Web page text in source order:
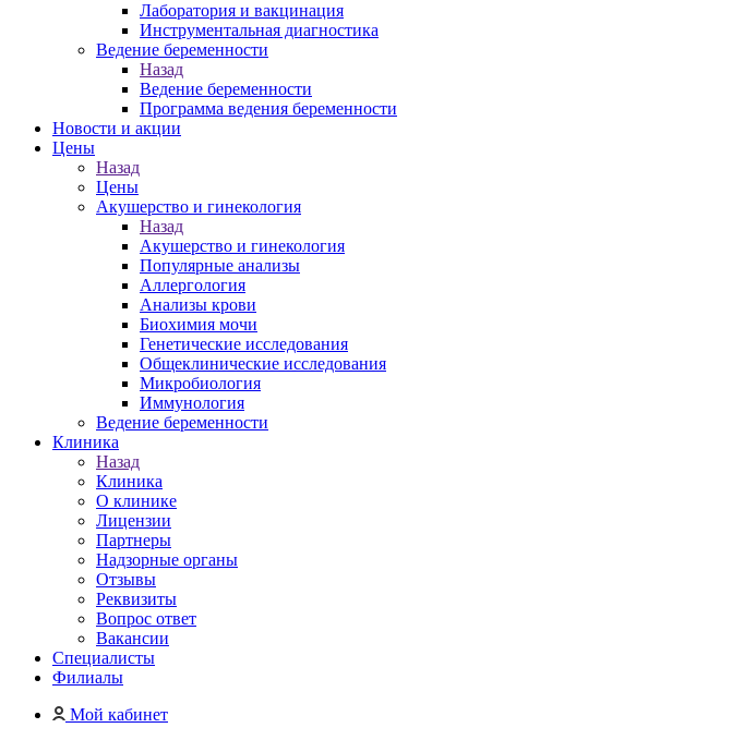
Лаборатория и вакцинация
Инструментальная диагностика
Ведение беременности
Назад
Ведение беременности
Программа ведения беременности
Новости и акции
Цены
Назад
Цены
Акушерство и гинекология
Назад
Акушерство и гинекология
Популярные анализы
Аллергология
Анализы крови
Биохимия мочи
Генетические исследования
Общеклинические исследования
Микробиология
Иммунология
Ведение беременности
Клиника
Назад
Клиника
О клинике
Лицензии
Партнеры
Надзорные органы
Отзывы
Реквизиты
Вопрос ответ
Вакансии
Специалисты
Филиалы
Мой кабинет